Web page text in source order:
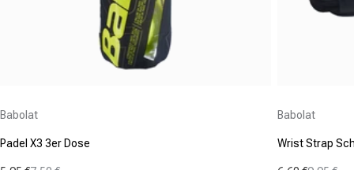
Babolat
Padel X3 3er Dose
Babolat
Wrist Strap